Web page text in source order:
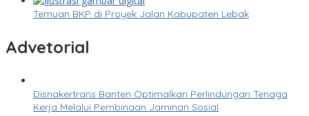
Temuan BKP di Proyek Jalan Kabupaten Lebak
Advetorial
Disnakertrans Banten Optimalkan Perlindungan Tenaga
Kerja Melalui Pembinaan Jaminan Sosial